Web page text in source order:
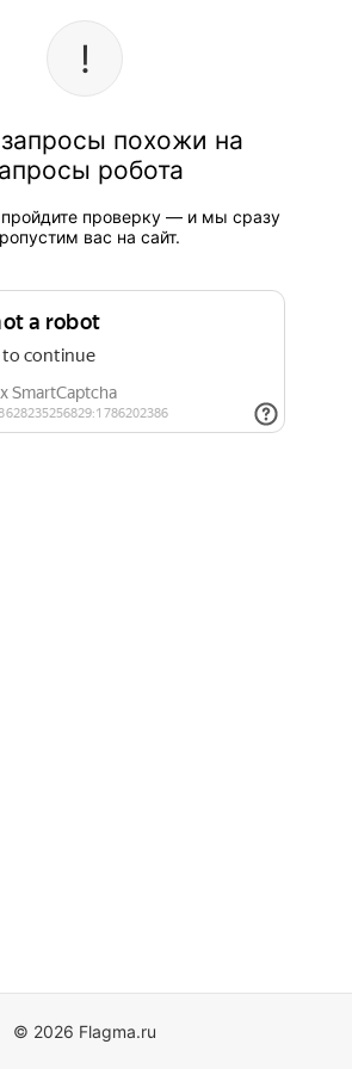
похожи на
робота
проверку — и мы сразу
вас на сайт.
© 2026 Flagma.ru